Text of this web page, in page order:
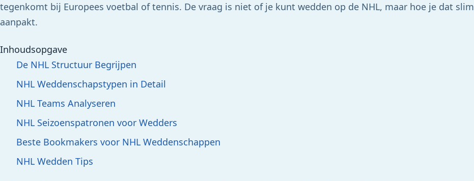
tegenkomt bij Europees voetbal of tennis. De vraag is niet of je kunt wedden op de NHL, maar hoe je dat slim
aanpakt.
Inhoudsopgave
De NHL Structuur Begrijpen
NHL Weddenschapstypen in Detail
NHL Teams Analyseren
NHL Seizoenspatronen voor Wedders
Beste Bookmakers voor NHL Weddenschappen
NHL Wedden Tips